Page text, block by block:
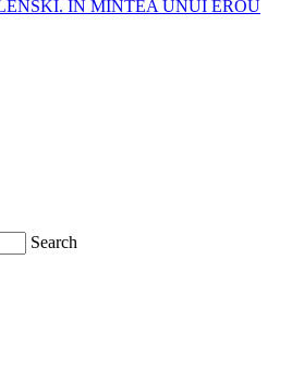
ÎN MINTEA UNUI EROU
Search